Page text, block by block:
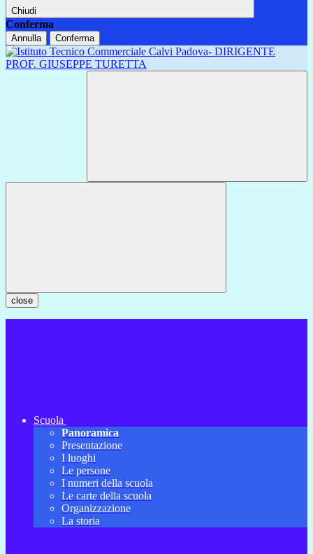
Chiudi
Conferma
Annulla Conferma
close
Scuola
Panoramica
Presentazione
I luoghi
Le persone
I numeri della scuola
Le carte della scuola
Organizzazione
La storia